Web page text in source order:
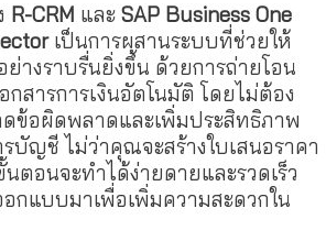
R-CRM และSAP Business One
เป็นการผสานระบบที่ช่วยให้
ย่างราบรื่นยิ่งขึ้น ด้วยการถ่ายโอน
กสารการเงินอัตโนมัติ โดยไม่ต้อง
ข้อผิดพลาดและเพิ่มประสิทธิภาพ
รบัญชี ไม่ว่าคุณจะสร้างใบเสนอราคา
ตอนจะทำได้ง่ายดายและรวดเร็ว
กแบบมาเพื่อเพิ่มความสะดวกใน